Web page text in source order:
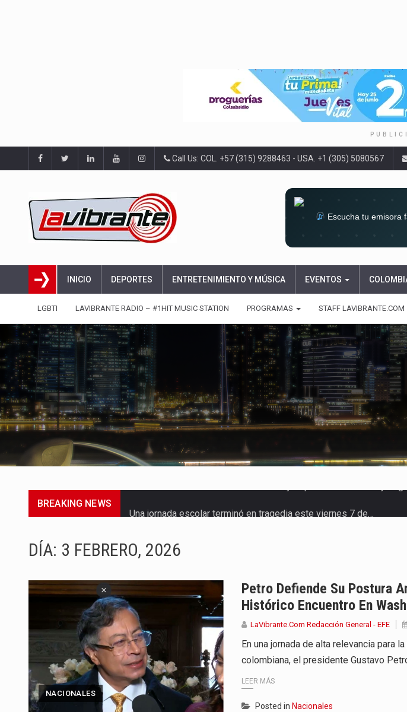
Call Us: COL. +57 (315) 9288463 - USA. +1 (305) 5080567
Escucha tu emisora
INICIO DEPORTES ENTRETENIMIENTO Y MÚSICA EVENTOS
LGBTI LAVIBRANTE RADIO – #1HIT MUSIC STATION PROGRAMAS STAFF LAVIBRANTE.COM
BREAKING NEWS
El presidente Abelardo de la Espriella dejó claro que la…
Abelardo de la Espriella asumió este viernes 7 de agosto…
La llegada de Álvaro Uribe Vélez a la ceremonia de…
Con una salva de 21 cañonazos se cumplieron los honores…
El presidente electo Abelardo de la Espriella aseguró que durante…
Con el inicio del gobierno de Abelardo de la Espriella,…
DÍA: 3 FEBRERO, 2026
NACIONALES
Petro Defiende Su Postura
Histórico Encuentro En
LaVibrante.Com Redacción General - EFE
En una jornada de alta relevancia para
colombiana, el presidente Gustavo
LEER MÁS
Posted in Nacionales